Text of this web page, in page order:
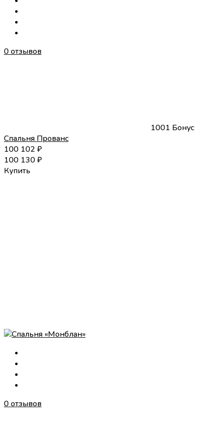
0 отзывов
1001 Бонус
Спальня Прованс
100 102 ₽
100 130₽
Купить
0 отзывов